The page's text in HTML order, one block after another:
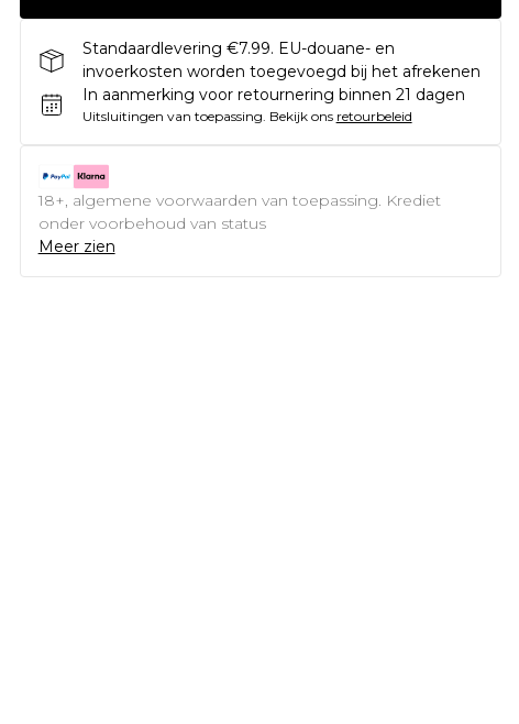
Standaardlevering €7.99. EU-douane- en
invoerkosten worden toegevoegd bij het afrekenen
In aanmerking voor retournering binnen 21 dagen
Uitsluitingen van toepassing. Bekijk ons retourbeleid
18+, algemene voorwaarden van toepassing. Krediet
onder voorbehoud van status
Meer zien